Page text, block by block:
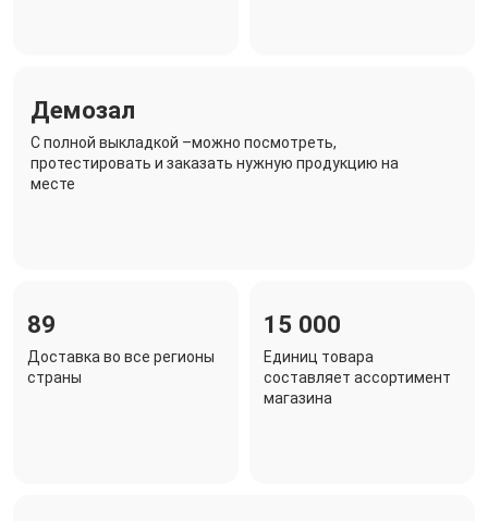
Демозал
C полной выкладкой –можно посмотреть,
протестировать и заказать нужную продукцию на
месте
89
Доставка во все регионы
страны
15 000
Единиц товара
составляет ассортимент
магазина